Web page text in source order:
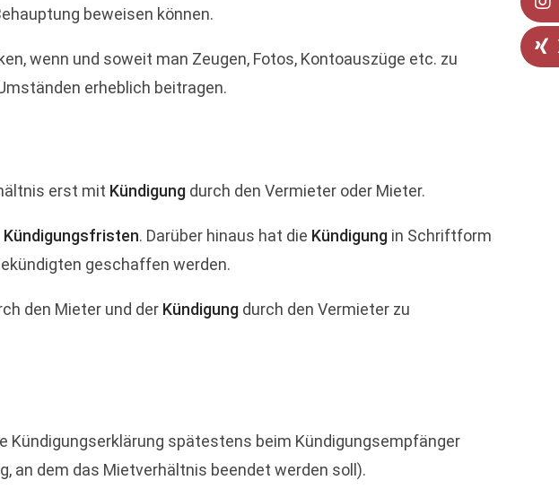
beweisen können.
wenn und soweit man Zeugen, Fotos, Kontoauszüge etc. zu
erheblich beitragen.
erst mit Kündigung durch den Vermieter oder Mieter.
Kündigungsfristen. Darüber hinaus hat die Kündigung in Schriftform
geschaffen werden.
den Mieter und der Kündigung durch den Vermieter zu
Kündigungserklärung spätestens beim Kündigungsempfänger
an dem das Mietverhältnis beendet werden soll).